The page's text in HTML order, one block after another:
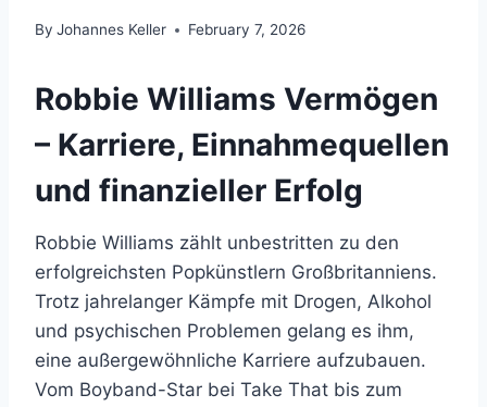
By Johannes Keller February 7, 2026
Robbie Williams Vermögen
– Karriere, Einnahmequellen
und finanzieller Erfolg
Robbie Williams zählt unbestritten zu den
erfolgreichsten Popkünstlern Großbritanniens.
Trotz jahrelanger Kämpfe mit Drogen, Alkohol
und psychischen Problemen gelang es ihm,
eine außergewöhnliche Karriere aufzubauen.
Vom Boyband-Star bei Take That bis zum